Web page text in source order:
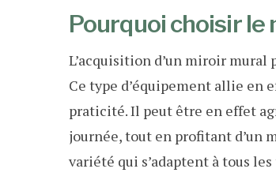
Pourquoi choisir
L’acquisition d’un miroir
Ce type d’équipement allie en
praticité. Il peut être en effet
journée, tout en profitant d’un
variété qui s’adaptent à tous